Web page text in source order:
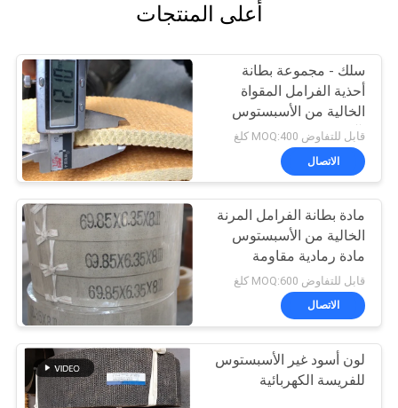
أعلى المنتجات
سلك - مجموعة بطانة
أحذية الفرامل المقواة
الخالية من الأسبستوس
لآبار زيت الونش
قابل للتفاوض MOQ:400 كلغ
الاتصال
مادة بطانة الفرامل المرنة
الخالية من الأسبستوس
مادة رمادية مقاومة
للحرارة
قابل للتفاوض MOQ:600 كلغ
الاتصال
لون أسود غير الأسبستوس
للفريسة الكهربائية